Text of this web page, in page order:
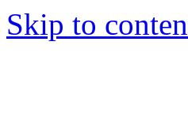
Skip to